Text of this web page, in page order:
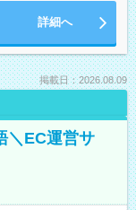
詳細へ
掲載日：2026.08.09
＼EC運営サ